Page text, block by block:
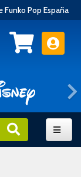
Funko Pop España